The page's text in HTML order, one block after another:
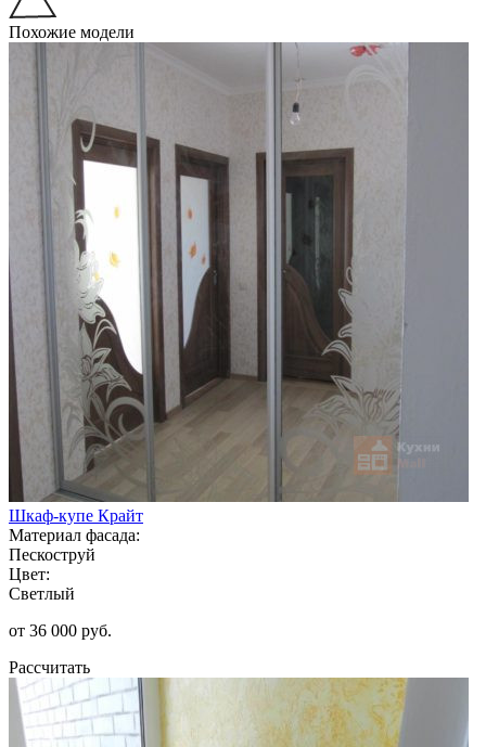
Похожие модели
Шкаф-купе Крайт
Материал фасада:
Пескоструй
Цвет:
Светлый
от 36 000 руб.
Рассчитать